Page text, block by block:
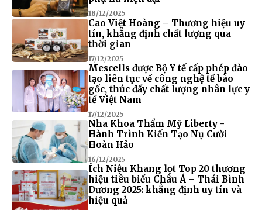
18/12/2025
Cao Việt Hoàng – Thương hiệu uy
tín, khẳng định chất lượng qua
thời gian
17/12/2025
Mescells được Bộ Y tế cấp phép đào
tạo liên tục về công nghệ tế bào
gốc, thúc đẩy chất lượng nhân lực y
tế Việt Nam
17/12/2025
Nha Khoa Thẩm Mỹ Liberty -
Hành Trình Kiến Tạo Nụ Cười
Hoàn Hảo
16/12/2025
Ích Niệu Khang lọt Top 20 thương
hiệu tiêu biểu Châu Á – Thái Bình
Dương 2025: khẳng định uy tín và
hiệu quả